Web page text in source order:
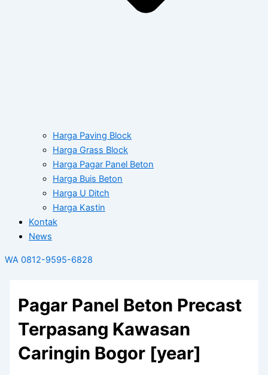
Harga Paving Block
Harga Grass Block
Harga Pagar Panel Beton
Harga Buis Beton
Harga U Ditch
Harga Kastin
Kontak
News
WA 0812-9595-6828
Pagar Panel Beton Precast
Terpasang Kawasan
Caringin Bogor [year]